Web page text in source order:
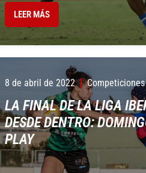
LEER MÁS
8 de abril de 2022
LA FINAL DE LA LIGA
DESDE DENTRO:
PLAY